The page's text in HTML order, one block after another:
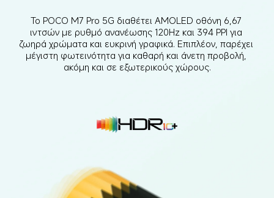
Το POCO M7 Pro 5G διαθέτει AMOLED οθόνη 6,67
ιντσών με ρυθμό ανανέωσης 120Hz και 394 PPI για
ζωηρά χρώματα και ευκρινή γραφικά. Επιπλέον, παρέχει
μέγιστη φωτεινότητα για καθαρή και άνετη προβολή,
ακόμη και σε εξωτερικούς χώρους.